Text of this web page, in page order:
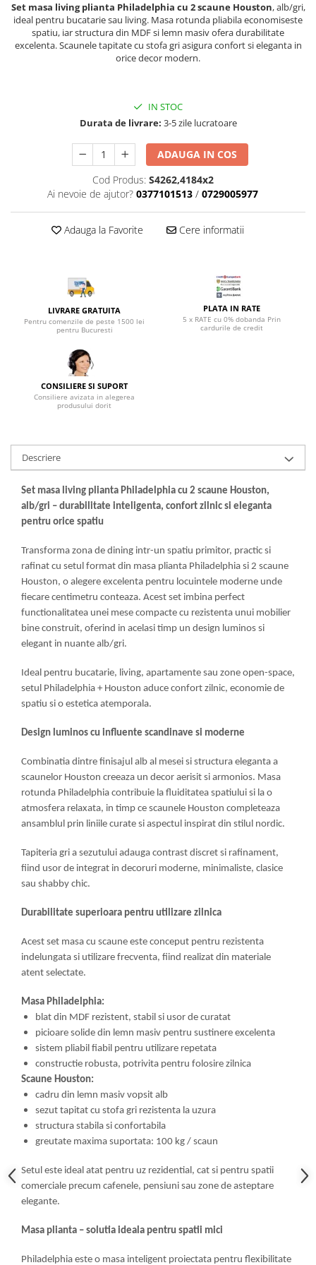
Top saltele 10 cm
Top saltele memory 5 cm
Top saltele MemoHR 6.5 cm
Scaune manager
Mobilier bucatarie
Mese bucatarie
Seturi mese si scaune bucatarie
Suporturi si rafturi pantofi
Pantofare
Stender haine
Mobilier gradinita
Mese gradinita
Scaune gradinita
Set mese si scaune gradinita
Mobilier copii
Mobila camera copii
Saltele patuturi copii
Paturi copii
Masa si scaune gradinita
Seturi comode living si dormitor
Set masa living plianta Philadelphia cu 2 scaune Houston, alb/gri,
ideal pentru bucatarie sau living. Masa rotunda pliabila economiseste
spatiu, iar structura din MDF si lemn masiv ofera durabilitate
excelenta. Scaunele tapitate cu stofa gri asigura confort si eleganta in
orice decor modern.
IN STOC
Durata de livrare: 3-5 zile lucratoare
ADAUGA IN COS
Cod Produs: S4262,4184x2
Ai nevoie de ajutor? 0377101513 / 0729005977
Adauga la Favorite Cere informatii
LIVRARE GRATUITA
Pentru comenzile de peste 1500 lei
pentru Bucuresti
PLATA IN RATE
5 x RATE cu 0% dobanda Prin
cardurile de credit
CONSILIERE SI SUPORT
Consiliere avizata in alegerea
produsului dorit
Descriere
Set masa living plianta Philadelphia cu 2 scaune Houston,
alb/gri – durabilitate inteligenta, confort zilnic si eleganta
pentru orice spatiu
Transforma zona de dining intr-un spatiu primitor, practic si
rafinat cu setul format din masa plianta Philadelphia si 2 scaune
Houston, o alegere excelenta pentru locuintele moderne unde
fiecare centimetru conteaza. Acest set imbina perfect
functionalitatea unei mese compacte cu rezistenta unui mobilier
bine construit, oferind in acelasi timp un design luminos si
elegant in nuante alb/gri.
Ideal pentru bucatarie, living, apartamente sau zone open-space,
setul Philadelphia + Houston aduce confort zilnic, economie de
spatiu si o estetica atemporala.
Design luminos cu influente scandinave si moderne
Combinatia dintre finisajul alb al mesei si structura eleganta a
scaunelor Houston creeaza un decor aerisit si armonios. Masa
rotunda Philadelphia contribuie la fluiditatea spatiului si la o
atmosfera relaxata, in timp ce scaunele Houston completeaza
ansamblul prin liniile curate si aspectul inspirat din stilul nordic.
Tapiteria gri a sezutului adauga contrast discret si rafinament,
fiind usor de integrat in decoruri moderne, minimaliste, clasice
sau shabby chic.
Durabilitate superioara pentru utilizare zilnica
Acest set masa cu scaune este conceput pentru rezistenta
indelungata si utilizare frecventa, fiind realizat din materiale
atent selectate.
Masa Philadelphia:
blat din MDF rezistent, stabil si usor de curatat
picioare solide din lemn masiv pentru sustinere excelenta
sistem pliabil fiabil pentru utilizare repetata
constructie robusta, potrivita pentru folosire zilnica
Scaune Houston:
cadru din lemn masiv vopsit alb
sezut tapitat cu stofa gri rezistenta la uzura
structura stabila si confortabila
greutate maxima suportata: 100 kg / scaun
Setul este ideal atat pentru uz rezidential, cat si pentru spatii
comerciale precum cafenele, pensiuni sau zone de asteptare
elegante.
Masa plianta – solutia ideala pentru spatii mici
Philadelphia este o masa inteligent proiectata pentru flexibilitate